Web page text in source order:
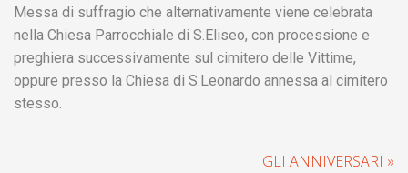
Messa di suffragio che alternativamente viene celebrata
nella Chiesa Parrocchiale di S.Eliseo, con processione e
preghiera successivamente sul cimitero delle Vittime,
oppure presso la Chiesa di S.Leonardo annessa al cimitero
stesso.
GLI ANNIVERSARI »